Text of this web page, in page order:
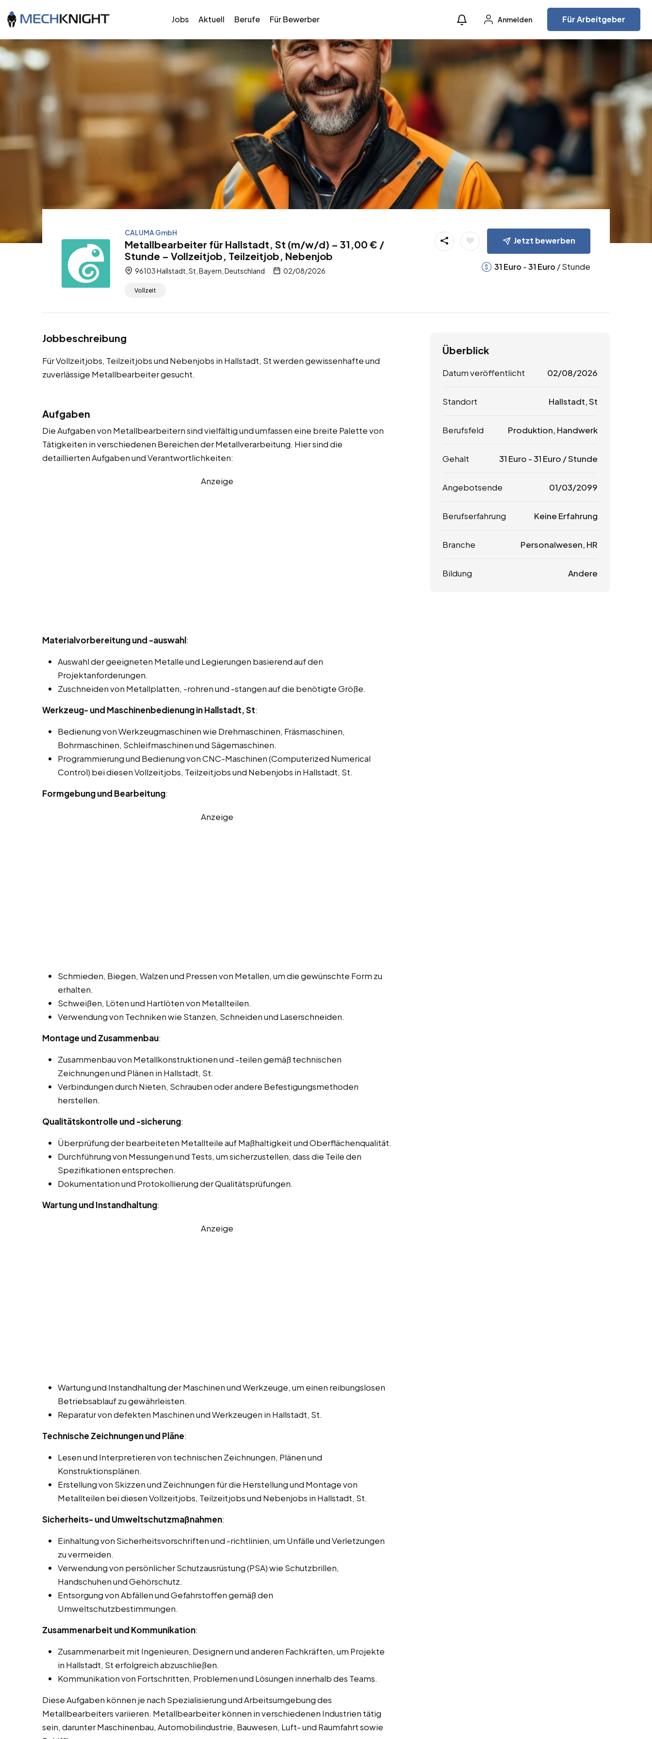
Jobs Aktuell Berufe Für Bewerber Anmelden Für Arbeitgeber
CALUMA GmbH
Metallbearbeiter für Hallstadt, St (m/w/d) – 31,00 € /
Stunde – Vollzeitjob, Teilzeitjob, Nebenjob
96103 Hallstadt, St, Bayern, Deutschland 02/08/2026
Vollzeit
Jetzt bewerben
31 Euro -31 Euro / Stunde
Jobbeschreibung
Für Vollzeitjobs, Teilzeitjobs und Nebenjobs in Hallstadt, St werden gewissenhafte und
zuverlässige Metallbearbeiter gesucht.
Aufgaben
Die Aufgaben von Metallbearbeitern sind vielfältig und umfassen eine breite Palette von
Tätigkeiten in verschiedenen Bereichen der Metallverarbeitung. Hier sind die
detaillierten Aufgaben und Verantwortlichkeiten:
Anzeige
Materialvorbereitung und -auswahl:
Auswahl der geeigneten Metalle und Legierungen basierend auf den
Projektanforderungen.
Zuschneiden von Metallplatten, -rohren und -stangen auf die benötigte Größe.
Werkzeug- und Maschinenbedienung in Hallstadt, St:
Bedienung von Werkzeugmaschinen wie Drehmaschinen, Fräsmaschinen,
Bohrmaschinen, Schleifmaschinen und Sägemaschinen.
Programmierung und Bedienung von CNC-Maschinen (Computerized Numerical
Control) bei diesen Vollzeitjobs, Teilzeitjobs und Nebenjobs in Hallstadt, St.
Formgebung und Bearbeitung:
Anzeige
Schmieden, Biegen, Walzen und Pressen von Metallen, um die gewünschte Form zu
erhalten.
Schweißen, Löten und Hartlöten von Metallteilen.
Verwendung von Techniken wie Stanzen, Schneiden und Laserschneiden.
Montage und Zusammenbau:
Zusammenbau von Metallkonstruktionen und -teilen gemäß technischen
Zeichnungen und Plänen in Hallstadt, St.
Verbindungen durch Nieten, Schrauben oder andere Befestigungsmethoden
herstellen.
Qualitätskontrolle und -sicherung:
Überprüfung der bearbeiteten Metallteile auf Maßhaltigkeit und Oberflächenqualität.
Durchführung von Messungen und Tests, um sicherzustellen, dass die Teile den
Spezifikationen entsprechen.
Dokumentation und Protokollierung der Qualitätsprüfungen.
Wartung und Instandhaltung:
Anzeige
Wartung und Instandhaltung der Maschinen und Werkzeuge, um einen reibungslosen
Betriebsablauf zu gewährleisten.
Reparatur von defekten Maschinen und Werkzeugen in Hallstadt, St.
Technische Zeichnungen und Pläne:
Lesen und Interpretieren von technischen Zeichnungen, Plänen und
Konstruktionsplänen.
Erstellung von Skizzen und Zeichnungen für die Herstellung und Montage von
Metallteilen bei diesen Vollzeitjobs, Teilzeitjobs und Nebenjobs in Hallstadt, St.
Sicherheits- und Umweltschutzmaßnahmen:
Einhaltung von Sicherheitsvorschriften und -richtlinien, um Unfälle und Verletzungen
zu vermeiden.
Verwendung von persönlicher Schutzausrüstung (PSA) wie Schutzbrillen,
Handschuhen und Gehörschutz.
Entsorgung von Abfällen und Gefahrstoffen gemäß den
Umweltschutzbestimmungen.
Zusammenarbeit und Kommunikation:
Zusammenarbeit mit Ingenieuren, Designern und anderen Fachkräften, um Projekte
in Hallstadt, St erfolgreich abzuschließen.
Kommunikation von Fortschritten, Problemen und Lösungen innerhalb des Teams.
Diese Aufgaben können je nach Spezialisierung und Arbeitsumgebung des
Metallbearbeiters variieren. Metallbearbeiter können in verschiedenen Industrien tätig
sein, darunter Maschinenbau, Automobilindustrie, Bauwesen, Luft- und Raumfahrt sowie
Überblick
Datum veröffentlicht 02/08/2026
Standort Hallstadt, St
Berufsfeld Produktion, Handwerk
Gehalt 31 Euro -31 Euro / Stunde
Angebotsende 01/03/2099
Berufserfahrung Keine Erfahrung
Branche Personalwesen, HR
Bildung Andere